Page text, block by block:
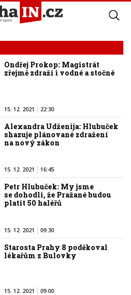
Ondřej Prokop: Magistrát
zřejmě zdraží i vodné a stočné
15. 12. 2021 22:30
Alexandra Udženija: Hlubuček
shazuje plánované zdražení
na nový zákon
15. 12. 2021 16:45
Petr Hlubuček: My jsme
se dohodli, že Pražané budou
platit 50 haléřů
15. 12. 2021 09:30
Starosta Prahy 8 poděkoval
lékařům z Bulovky
15. 12. 2021 09:00